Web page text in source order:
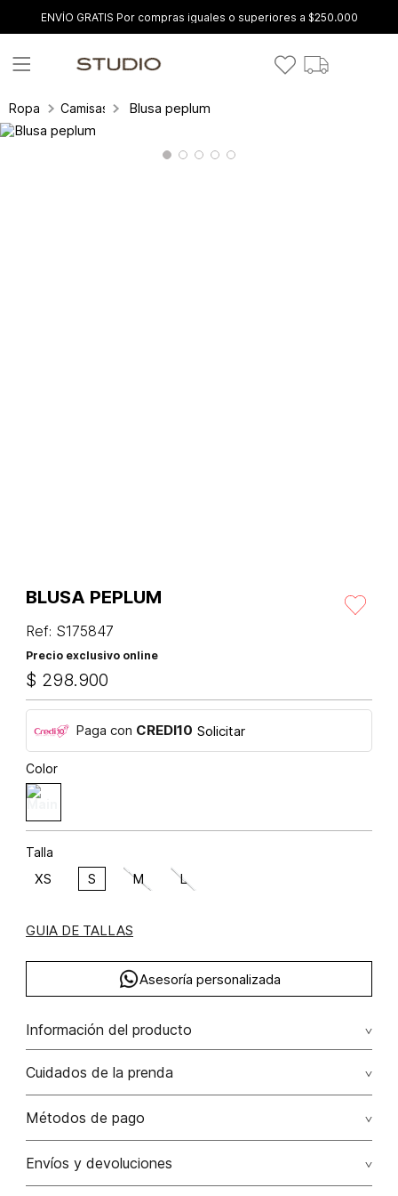
ENVÍO GRATIS Por compras iguales o superiores a $250.000
Ropa Camisas y blusasBlusa peplum
BLUSA PEPLUM
Ref: S175847
Precio exclusivo online
$ 298.900
Paga con CREDI10 Solicitar
Color
Talla
XS S M L
GUIA DE TALLAS
Asesoría personalizada
Información del producto
Blusa tiras ramio 40% algodón 35% lino 25% 40.00%
ramio/ramie35.00% algodón/cotton25.00% lino/linen
Cuidados de la prenda
Lavar a mano por separado / no dejar en remojo / no
No usar lejia
Métodos de pago
Tarjetas de crédito: Visa, Dinners, Master Card y American
Envíos y devoluciones